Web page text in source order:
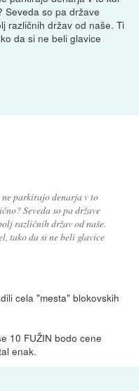
Seveda so pa države
različnih držav od naše. Ti
da si ne beli glavice
parkirajo denarja v to
Seveda so pa države
različnih držav od naše.
tako da si ne beli glavice
cela "mesta" blokovskih
10 FUŽIN bodo cene
enak.